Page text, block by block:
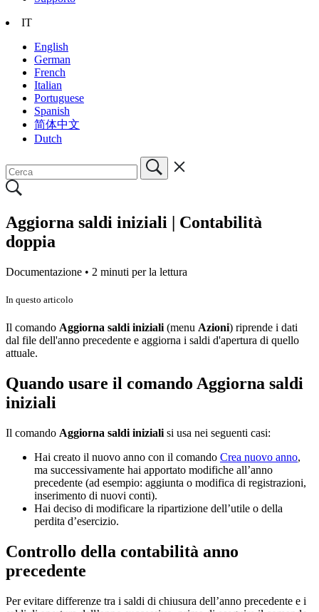
IT
English
German
French
Italian
Portuguese
Spanish
简体中文
Dutch
Aggiorna saldi iniziali | Contabilità
doppia
Documentazione • 2 minuti per la lettura
In questo articolo
Il comando Aggiorna saldi iniziali (menu Azioni) riprende i dati
dal file dell'anno precedente e aggiorna i saldi d'apertura di quello
attuale.
Quando usare il comando Aggiorna saldi
iniziali
Il comando Aggiorna saldi iniziali si usa nei seguenti casi:
Hai creato il nuovo anno con il comando Crea nuovo anno,
ma successivamente hai apportato modifiche all’anno
precedente (ad esempio: aggiunta o modifica di registrazioni,
inserimento di nuovi conti).
Hai deciso di modificare la ripartizione dell’utile o della
perdita d’esercizio.
Controllo della contabilità anno
precedente
Per evitare differenze tra i saldi di chiusura dell’anno precedente e i